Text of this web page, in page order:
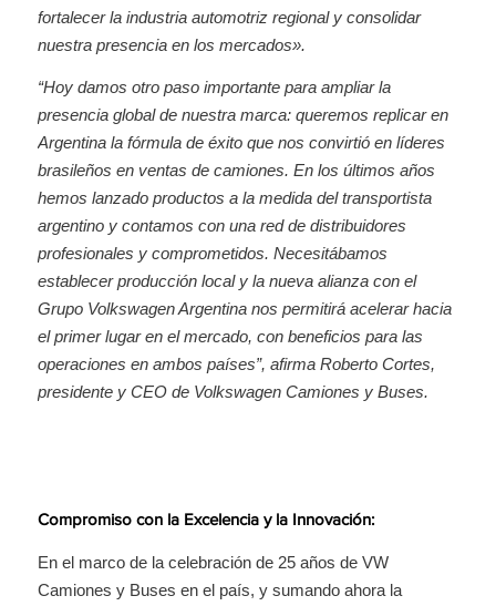
fortalecer la industria automotriz regional y consolidar
nuestra presencia en los mercados».
“Hoy damos otro paso importante para ampliar la
presencia global de nuestra marca: queremos replicar en
Argentina la fórmula de éxito que nos convirtió en líderes
brasileños en ventas de camiones. En los últimos años
hemos lanzado productos a la medida del transportista
argentino y contamos con una red de distribuidores
profesionales y comprometidos. Necesitábamos
establecer producción local y la nueva alianza con el
Grupo Volkswagen Argentina nos permitirá acelerar hacia
el primer lugar en el mercado, con beneficios para las
operaciones en ambos países”, afirma Roberto Cortes,
presidente y CEO de Volkswagen Camiones y Buses.
Compromiso con la Excelencia y la Innovación:
En el marco de la celebración de 25 años de VW
Camiones y Buses en el país, y sumando ahora la